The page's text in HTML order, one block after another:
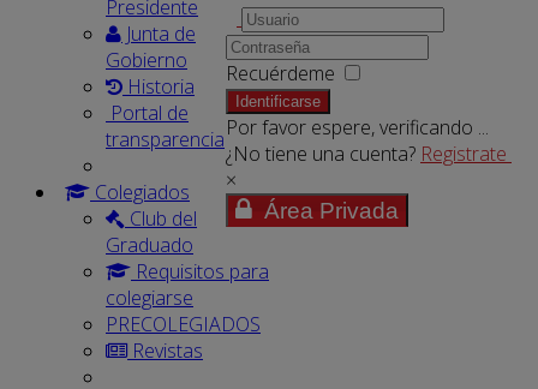
Recuérdeme
Identificarse
Por favor espere, verificando ...
¿No tiene una cuenta? Registrate
×
Área Privada
Presidente
Junta de
Gobierno
Historia
Portal de
transparencia
Colegiados
Club del
Graduado
Requisitos para
colegiarse
PRECOLEGIADOS
Revistas